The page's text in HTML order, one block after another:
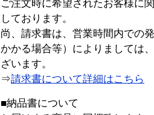
ご注文時に希望されたお客様に
しております。
尚、請求書は、営業時間内での
かかる場合等）によりましては
ざいます。
⇒請求書について詳細はこちら
■納品書について